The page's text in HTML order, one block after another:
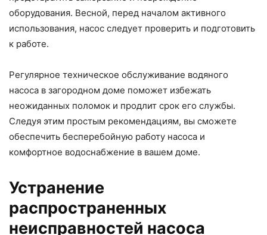
оборудования. Весной, перед началом активного
использования, насос следует проверить и подготовить
к работе.
Регулярное техническое обслуживание водяного
насоса в загородном доме поможет избежать
неожиданных поломок и продлит срок его службы.
Следуя этим простым рекомендациям, вы сможете
обеспечить бесперебойную работу насоса и
комфортное водоснабжение в вашем доме.
Устранение
распространенных
неисправностей насоса